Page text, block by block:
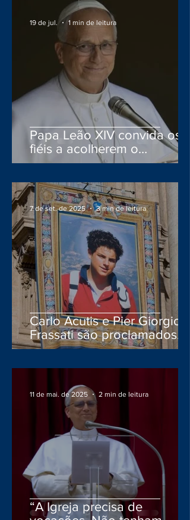
Papa Leão XIV convida os
fiéis a acolherem o
Evangelho com confiança:
sua Palavra"
19 de jul. 1 min de leitura
Carlo Acutis e Pier Giorgio
Frassati são proclamados
Santos pelo Papa Leão XIV
7 de set. de 2025 3 min de leitura
“A Igreja precisa de
11 de mai. de 2025 2 min de leitura